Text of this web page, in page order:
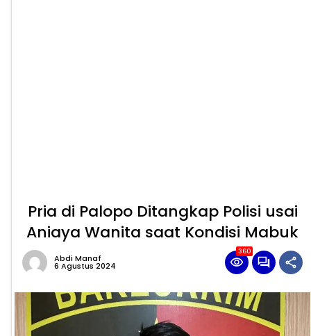
Pria di Palopo Ditangkap Polisi usai
Aniaya Wanita saat Kondisi Mabuk
Abdi Manaf
6 Agustus 2024
360